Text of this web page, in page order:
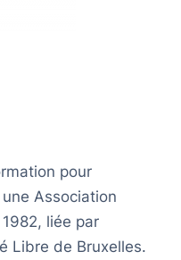
pour
Association
liée par
Libre de Bruxelles.